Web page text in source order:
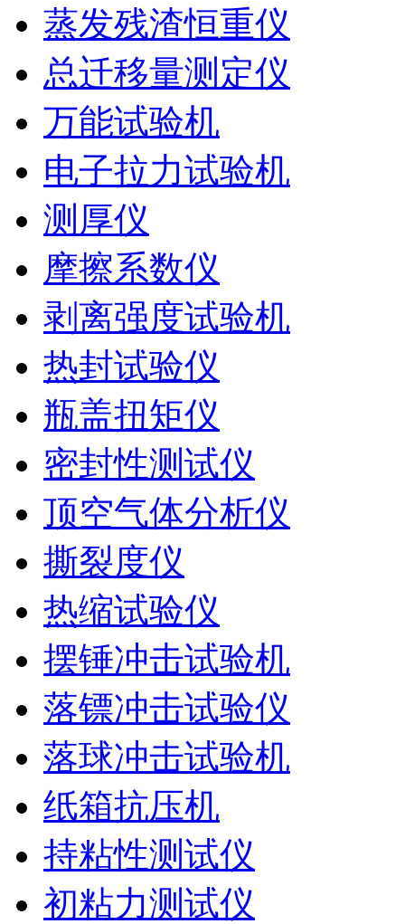
蒸发残渣恒重仪
总迁移量测定仪
万能试验机
电子拉力试验机
测厚仪
摩擦系数仪
剥离强度试验机
热封试验仪
瓶盖扭矩仪
密封性测试仪
顶空气体分析仪
撕裂度仪
热缩试验仪
摆锤冲击试验机
落镖冲击试验仪
落球冲击试验机
纸箱抗压机
持粘性测试仪
初粘力测试仪